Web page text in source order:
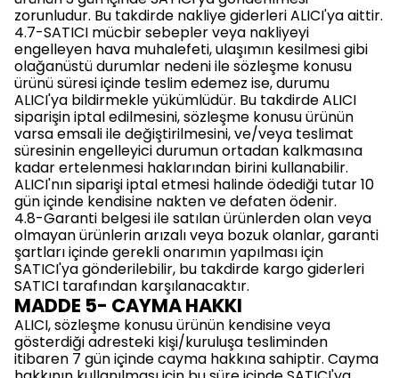
zorunludur. Bu takdirde nakliye giderleri ALICI'ya aittir.
4.7-SATICI mücbir sebepler veya nakliyeyi
engelleyen hava muhalefeti, ulaşımın kesilmesi gibi
olağanüstü durumlar nedeni ile sözleşme konusu
ürünü süresi içinde teslim edemez ise, durumu
ALICI'ya bildirmekle yükümlüdür. Bu takdirde ALICI
siparişin iptal edilmesini, sözleşme konusu ürünün
varsa emsali ile değiştirilmesini, ve/veya teslimat
süresinin engelleyici durumun ortadan kalkmasına
kadar ertelenmesi haklarından birini kullanabilir.
ALICI'nın siparişi iptal etmesi halinde ödediği tutar 10
gün içinde kendisine nakten ve defaten ödenir.
4.8-Garanti belgesi ile satılan ürünlerden olan veya
olmayan ürünlerin arızalı veya bozuk olanlar, garanti
şartları içinde gerekli onarımın yapılması için
SATICI'ya gönderilebilir, bu takdirde kargo giderleri
SATICI tarafından karşılanacaktır.
MADDE 5- CAYMA HAKKI
ALICI, sözleşme konusu ürünün kendisine veya
gösterdiği adresteki kişi/kuruluşa tesliminden
itibaren 7 gün içinde cayma hakkına sahiptir. Cayma